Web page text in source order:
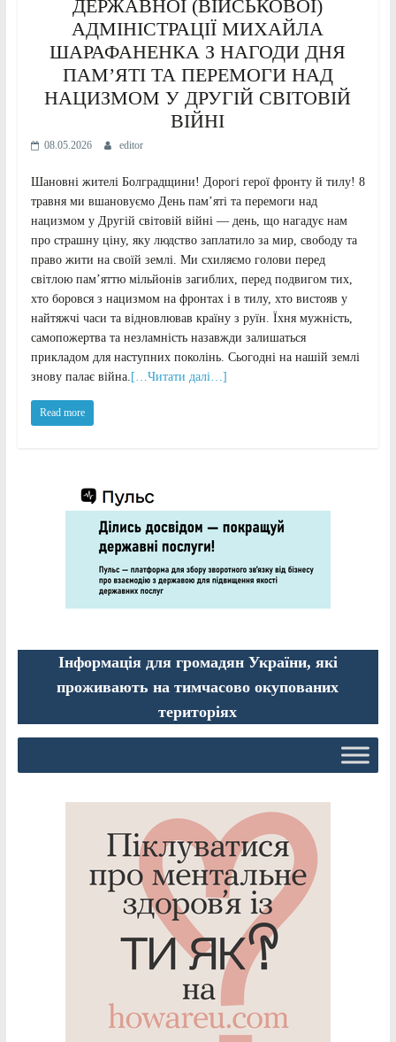
ДЕРЖАВНОЇ (ВІЙСЬКОВОЇ)
АДМІНІСТРАЦІЇ МИХАЙЛА
ШАРАФАНЕНКА З НАГОДИ ДНЯ
ПАМ’ЯТІ ТА ПЕРЕМОГИ НАД
НАЦИЗМОМ У ДРУГІЙ СВІТОВІЙ
ВІЙНІ
08.05.2026 editor
Шановні жителі Болградщини! Дорогі герої фронту й тилу! 8
травня ми вшановуємо День пам’яті та перемоги над
нацизмом у Другій світовій війні — день, що нагадує нам
про страшну ціну, яку людство заплатило за мир, свободу та
право жити на своїй землі. Ми схиляємо голови перед
світлою пам’яттю мільйонів загиблих, перед подвигом тих,
хто боровся з нацизмом на фронтах і в тилу, хто вистояв у
найтяжчі часи та відновлював країну з руїн. Їхня мужність,
самопожертва та незламність назавжди залишаться
прикладом для наступних поколінь. Сьогодні на нашій землі
знову палає війна. […Читати далі…]
Read more
Інформація для громадян України, які
проживають на тимчасово окупованих
територіях